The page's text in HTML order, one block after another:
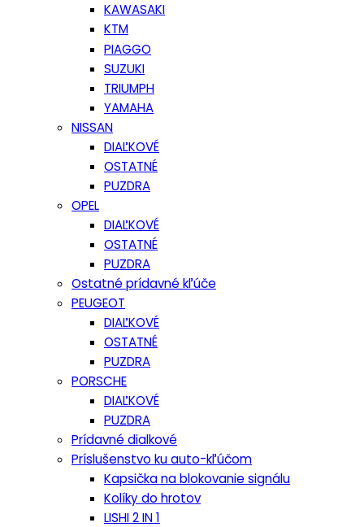
KAWASAKI
KTM
PIAGGO
SUZUKI
TRIUMPH
YAMAHA
NISSAN
DIAĽKOVÉ
OSTATNÉ
PUZDRA
OPEL
DIAĽKOVÉ
OSTATNÉ
PUZDRA
Ostatné prídavné kľúče
PEUGEOT
DIAĽKOVÉ
OSTATNÉ
PUZDRA
PORSCHE
DIAĽKOVÉ
PUZDRA
Prídavné dialkové
Príslušenstvo ku auto-kľúčom
Kapsička na blokovanie signálu
Kolíky do hrotov
LISHI 2 IN 1